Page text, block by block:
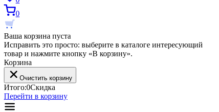
0
Ваша корзина пуста
Исправить это просто: выберите в каталоге интересующий
товар и нажмите кнопку «В корзину».
Корзина
Очистить корзину
Итого:0Скидка
Перейти в корзину